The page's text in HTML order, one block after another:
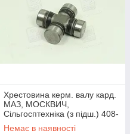
Хрестовина керм. валу кард.
МАЗ, МОСКВИЧ,
Сільгосптехніка (з підш.) 408-
2201025 UA51
Немає в наявності